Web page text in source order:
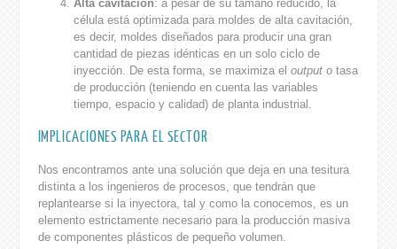
Alta cavitación: a pesar de su tamaño reducido, la
célula está optimizada para moldes de alta cavitación,
es decir, moldes diseñados para producir una gran
cantidad de piezas idénticas en un solo ciclo de
inyección. De esta forma, se maximiza el outputo tasa
de producción (teniendo en cuenta las variables
tiempo, espacio y calidad) de planta industrial.
IMPLICACIONES PARA EL SECTOR
Nos encontramos ante una solución que deja en una tesitura
distinta a los ingenieros de procesos, que tendrán que
replantearse si la inyectora, tal y como la conocemos, es un
elemento estrictamente necesario para la producción masiva
de componentes plásticos de pequeño volumen.